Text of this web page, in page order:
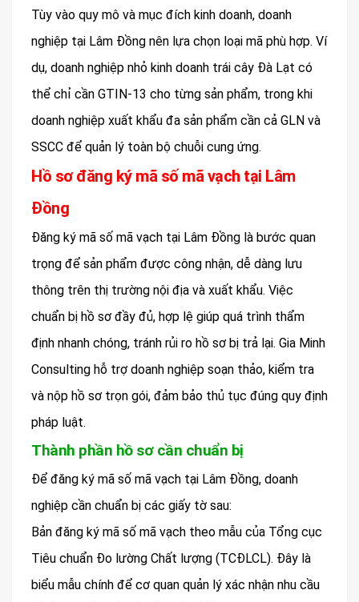
Tùy vào quy mô và mục đích kinh doanh, doanh
nghiệp tại Lâm Đồng nên lựa chọn loại mã phù hợp. Ví
dụ, doanh nghiệp nhỏ kinh doanh trái cây Đà Lạt có
thể chỉ cần GTIN-13 cho từng sản phẩm, trong khi
doanh nghiệp xuất khẩu đa sản phẩm cần cả GLN và
SSCC để quản lý toàn bộ chuỗi cung ứng.
Hồ sơ đăng ký mã số mã vạch tại Lâm
Đồng
Đăng ký mã số mã vạch tại Lâm Đồng là bước quan
trọng để sản phẩm được công nhận, dễ dàng lưu
thông trên thị trường nội địa và xuất khẩu. Việc
chuẩn bị hồ sơ đầy đủ, hợp lệ giúp quá trình thẩm
định nhanh chóng, tránh rủi ro hồ sơ bị trả lại. Gia Minh
Consulting hỗ trợ doanh nghiệp soạn thảo, kiểm tra
và nộp hồ sơ trọn gói, đảm bảo thủ tục đúng quy định
pháp luật.
Thành phần hồ sơ cần chuẩn bị
Để đăng ký mã số mã vạch tại Lâm Đồng, doanh
nghiệp cần chuẩn bị các giấy tờ sau:
Bản đăng ký mã số mã vạch theo mẫu của Tổng cục
Tiêu chuẩn Đo lường Chất lượng (TCĐLCL). Đây là
biểu mẫu chính để cơ quan quản lý xác nhận nhu cầu